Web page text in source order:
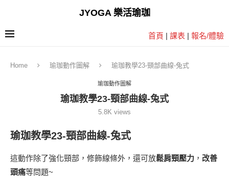
JYOGA 樂活瑜珈
首頁 | 課表 | 報名/體驗
Home 瑜珈動作圖解 瑜珈教學23-頸部曲線-兔式
瑜珈動作圖解
瑜珈教學23-頸部曲線-兔式
5.8K views
瑜珈教學23-頸部曲線-兔式
這動作除了強化頸部，修飾線條外，還可放鬆肩頸壓力 ， 改善
頭痛等問題~